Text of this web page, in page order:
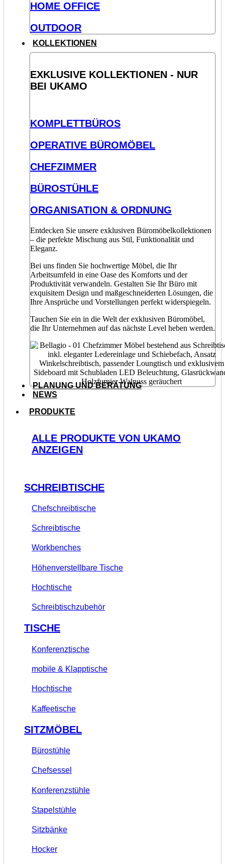
HOME OFFICE
OUTDOOR
KOLLEKTIONEN
EXKLUSIVE KOLLEKTIONEN - NUR
BEI UKAMO
KOMPLETTBÜROS
OPERATIVE BÜROMÖBEL
CHEFZIMMER
BÜROSTÜHLE
ORGANISATION & ORDNUNG
Entdecken Sie unsere exklusiven Büromöbelkollektionen
– die perfekte Mischung aus Stil, Funktionalität und
Eleganz.
Bei uns finden Sie hochwertige Möbel, die Ihr
Arbeitsumfeld in eine Oase des Komforts und der
Produktivität verwandeln. Gestalten Sie Ihr Büro mit
exquisitem Design und maßgeschneiderten Lösungen, die
Ihre Ansprüche und Vorstellungen perfekt widerspiegeln.
Tauchen Sie ein in die Welt der exklusiven Büromöbel,
die Ihr Unternehmen auf das nächste Level heben werden.
PLANUNG UND BERATUNG
NEWS
PRODUKTE
ALLE PRODUKTE VON UKAMO
ANZEIGEN
SCHREIBTISCHE
Chefschreibtische
Schreibtische
Workbenches
Höhenverstellbare Tische
Hochtische
Schreibtischzubehör
TISCHE
Konferenztische
mobile & Klapptische
Hochtische
Kaffeetische
SITZMÖBEL
Bürostühle
Chefsessel
Konferenzstühle
Stapelstühle
Sitzbänke
Hocker